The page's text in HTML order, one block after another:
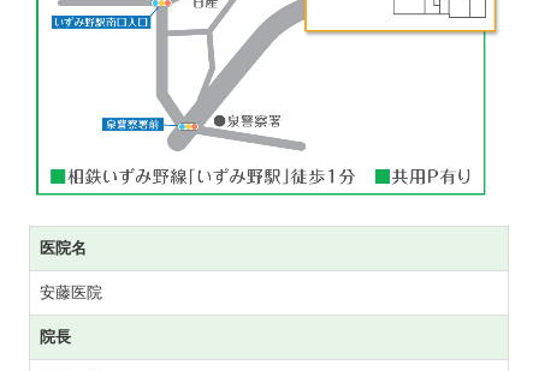
医院名
安藤医院
院長